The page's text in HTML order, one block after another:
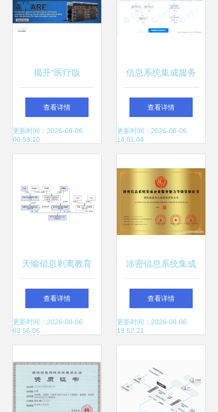
揭开“医疗版
YC”Rock Health之
谜 2025年健康产
家公司给出的回答
查看详情
更新时间：2026-08-06
00:59:10
信息系统集成服务
连接数字未来的桥
梁
查看详情
更新时间：2026-08-06
14:01:04
天喻信息剥离教育
业务 战略转型聚焦
信息系统集成服务
查看详情
更新时间：2026-08-06
03:56:06
涉密信息系统集成
企业服务能力等级
资质证书 信息安全
查看详情
更新时间：2026-08-06
19:52:21